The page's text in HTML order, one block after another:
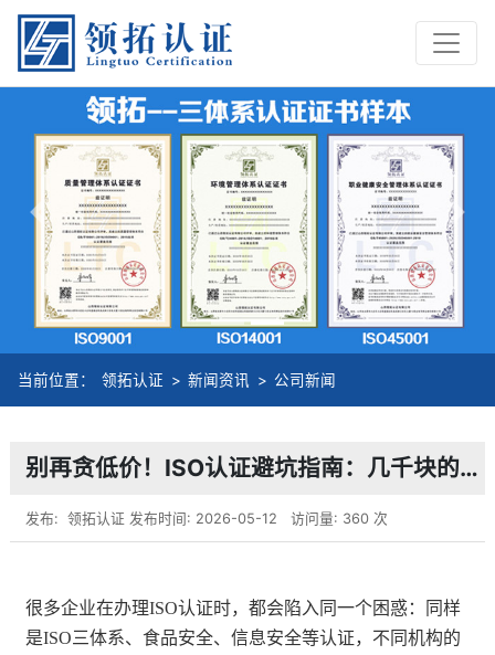
Previous
当前位置： 领拓认证 > 新闻资讯 > 公司新闻
别再贪低价！ISO认证避坑指南：几千块的证书，可能让你投标直接废标
发布: 领拓认证 发布时间: 2026-05-12 访问量: 360 次
很多企业在办理ISO认证时，都会陷入同一个困惑：同样
是ISO三体系、食品安全、信息安全等认证，不同机构的